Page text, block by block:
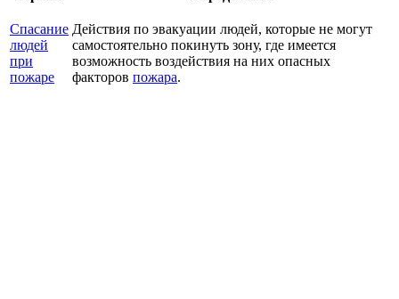
Спасание
людей
при
пожаре
Действия по эвакуации людей, которые не могут
самостоятельно покинуть зону, где имеется
возможность воздействия на них опасных
факторов пожара.